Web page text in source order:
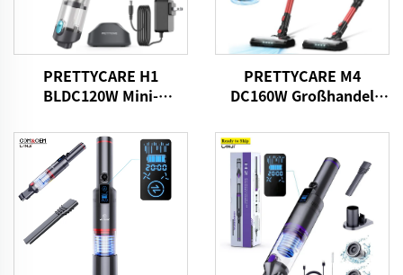
PRETTYCARE H1
BLDC120W Mini-
für Autos
PRETTYCARE M4
DC160W Großhandel
für Auto- und
Heimteppichboden